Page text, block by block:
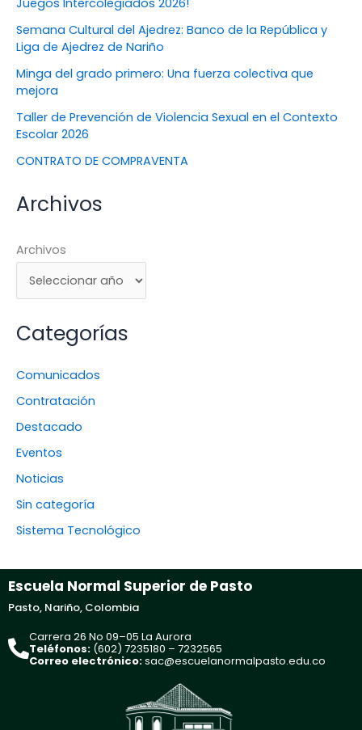
Juegos Intercolegiados 2026!
Semana Cultural del Ajedrez: Banco de la República y
Liga de Ajedrez de Nariño
Minga del grado primero: Una fuerza colectiva que
mejora
Taller de Prevención de Violencia Sexual en el Contexto
Escolar 2026
CONTRATO DE COMPRAVENTA
Archivos
Archivos
Categorías
Comunicados
Contratación
Destacado
Eventos
Noticias
Sin categoría
Sistema Tecnológico
Escuela Normal Superior de Pasto
Pasto, Nariño, Colombia
Carrera 26 No 09–05 La Aurora
Teléfonos: (602) 7235180 – 7232565
Correo electrónico:sac@escuelanormalpasto.edu.co